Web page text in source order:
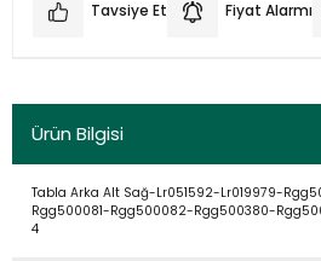
Tavsiye Et Fiyat Alarmı
Ürün Bilgisi
Tabla Arka Alt Sağ-Lr051592-Lr019979-
Rgg500081-Rgg500082-Rgg500380-
4